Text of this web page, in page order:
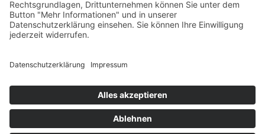
MwSt.-Nr. IT00316840214 |CIN
IT021022B4RN42BHV3 |